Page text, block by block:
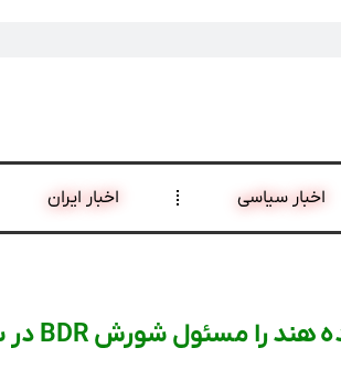
اخبار سیاسی اخبار ایران